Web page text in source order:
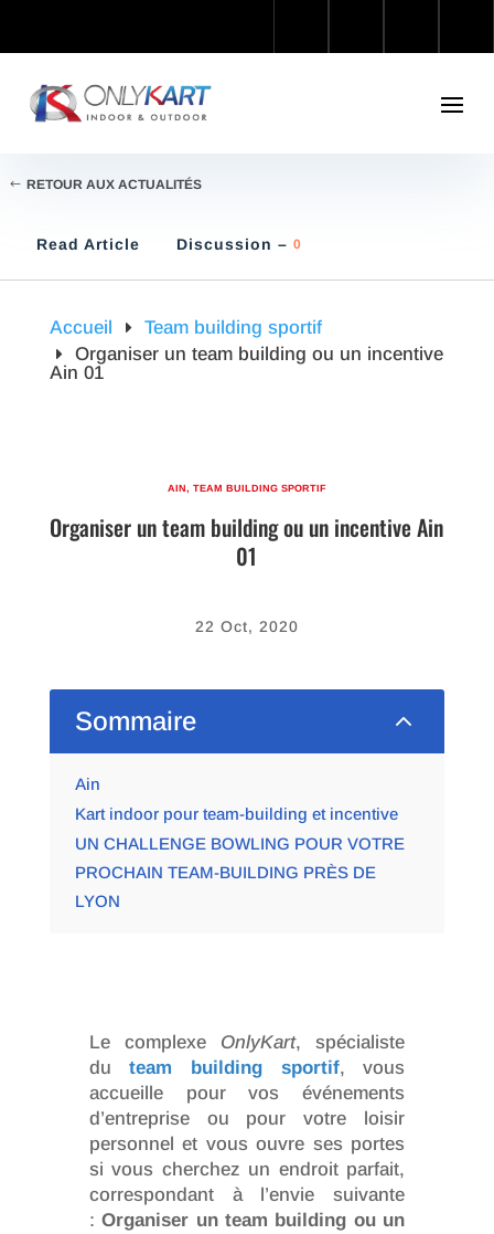
RETOUR AUX ACTUALITÉS
Read Article Discussion – 0
Accueil
Team building sportif
Organiser un team building ou un incentive
Ain 01
AIN, TEAM BUILDING SPORTIF
Organiser un team building ou un incentive Ain
01
22 Oct, 2020
Sommaire 2
Ain
Kart indoor pour team-building et incentive
UN CHALLENGE BOWLING POUR VOTRE
PROCHAIN TEAM-BUILDING PRÈS DE
LYON
Le complexe OnlyKart, spécialiste
duteam building sportif, vous
accueille pour vos événements
d’entreprise ou pour votre loisir
personnel et vous ouvre ses portes
si vous cherchez un endroit parfait,
correspondant à l’envie suivante
:Organiser un team building ou un